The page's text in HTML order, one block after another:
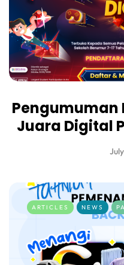
Pengumuman
Juara Digital
ARTICLES NEWS